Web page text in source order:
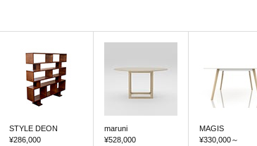
STYLE DEON
¥286,000
maruni
¥528,000
MAGIS
¥330,000～